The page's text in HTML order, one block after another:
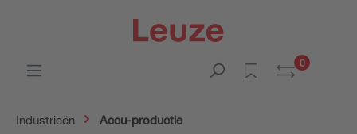
0
Industrieën Accu-productie